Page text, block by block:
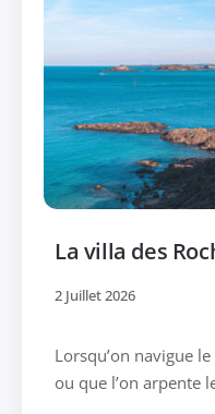
La villa des
2 Juillet 2026
Lorsqu’on navigue
ou que l’on arpente